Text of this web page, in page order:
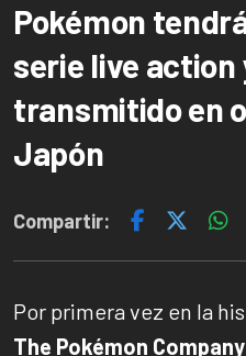
Pokémon
serie live action
transmitido en
Japón
Compartir:
Por primera vez en la
The Pokémon Company